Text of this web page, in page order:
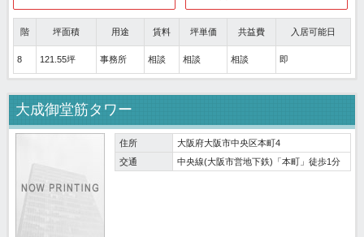
階 坪面積 用途 賃料 坪単価 共益費 入居可能日
8 121.55坪 事務所 相談 相談 相談 即
大成御堂筋タワー
住所
大阪府大阪市中央区本町4
交通
中央線(大阪市営地下鉄)「本町」徒歩1分